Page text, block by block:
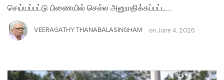
செய்யப்பட்டு பிணையில் செல்ல அனுமதிக்கப்பட்ட…
VEERAGATHY THANABALASINGHAM on June 4, 2026